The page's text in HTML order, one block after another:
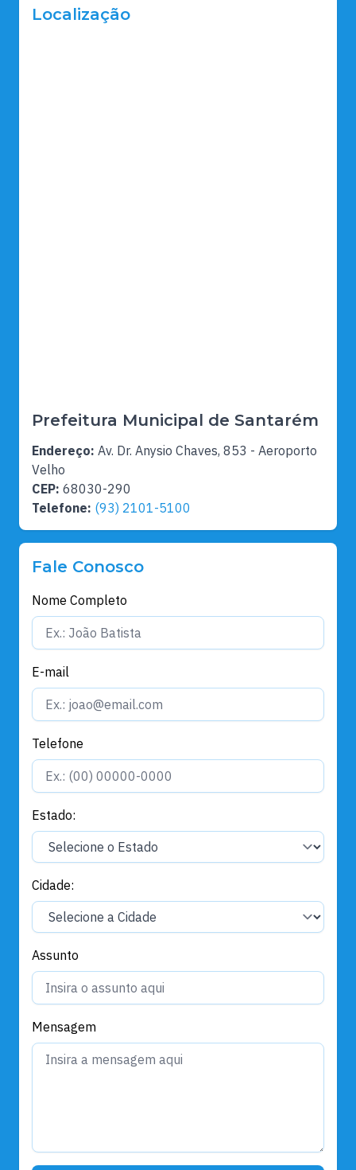
Localização
Prefeitura Municipal de Santarém
Endereço: Av. Dr. Anysio Chaves, 853 - Aeroporto
Velho
CEP: 68030-290
Telefone: (93) 2101-5100
Fale Conosco
Nome Completo
E-mail
Telefone
Estado:
Cidade:
Assunto
Mensagem